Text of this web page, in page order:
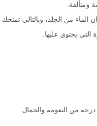
ومتألقة.
من الجلد، وبالتالي
التي يحتوي عليها.
من النعومة والجمال.